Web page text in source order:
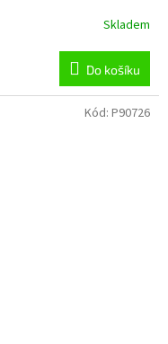
Skladem
Do košíku
Kód: P90726